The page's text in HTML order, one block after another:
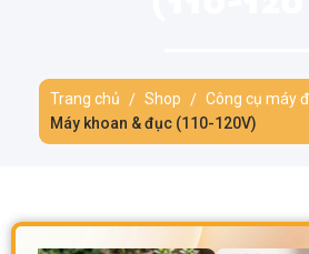
Trang chủ / Shop / Công cụ máy
Máy khoan & đục (110-120V)